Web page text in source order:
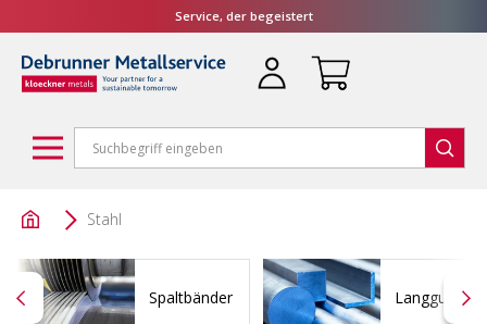
Service, der begeistert
Stahl
Spaltbänder Langgut